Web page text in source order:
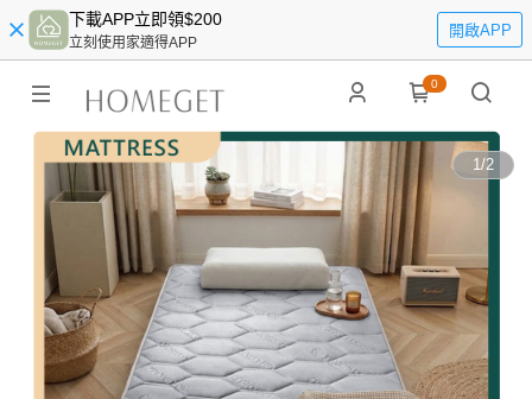
下載APP立即領$200
立刻使用家適得APP
開啟APP
0
1/2